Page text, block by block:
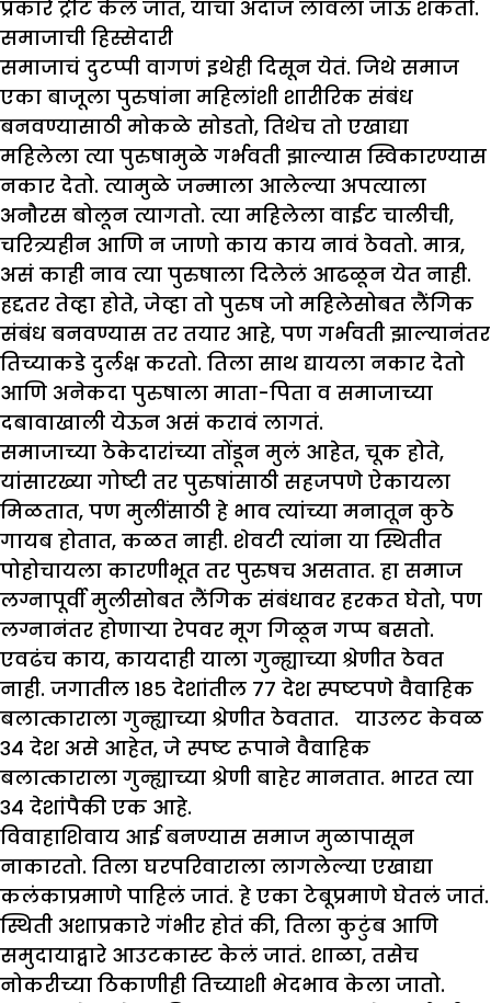
प्रकारे ट्रीट केलं जातं, याचा अंदाज लावला जाऊ शकतो.
समाजाची हिस्सेदारी
समाजाचं दुटप्पी वागणं इथेही दिसून येतं. जिथे समाज
एका बाजूला पुरुषांना महिलांशी शारीरिक संबंध
बनवण्यासाठी मोकळे सोडतो, तिथेच तो एखाद्या
महिलेला त्या पुरुषामुळे गर्भवती झाल्यास स्विकारण्यास
नकार देतो. त्यामुळे जन्माला आलेल्या अपत्याला
अनौरस बोलून त्यागतो. त्या महिलेला वाईट चालीची,
चरित्र्यहीन आणि न जाणो काय काय नावं ठेवतो. मात्र,
असं काही नाव त्या पुरुषाला दिलेलं आढळून येत नाही.
हद्दतर तेव्हा होते, जेव्हा तो पुरुष जो महिलेसोबत लैंगिक
संबंध बनवण्यास तर तयार आहे, पण गर्भवती झाल्यानंतर
तिच्याकडे दुर्लक्ष करतो. तिला साथ द्यायला नकार देतो
आणि अनेकदा पुरुषाला माता-पिता व समाजाच्या
दबावाखाली येऊन असं करावं लागतं.
समाजाच्या ठेकेदारांच्या तोंडून मुलं आहेत, चूक होते,
यांसारख्या गोष्टी तर पुरुषांसाठी सहजपणे ऐकायला
मिळतात, पण मुलींसाठी हे भाव त्यांच्या मनातून कुठे
गायब होतात, कळत नाही. शेवटी त्यांना या स्थितीत
पोहोचायला कारणीभूत तर पुरुषच असतात. हा समाज
लग्नापूर्वी मुलीसोबत लैंगिक संबंधावर हरकत घेतो, पण
लग्नानंतर होणाऱ्या रेपवर मूग गिळून गप्प बसतो.
एवढंच काय, कायदाही याला गुन्ह्याच्या श्रेणीत ठेवत
नाही. जगातील १८५ देशांतील ७७ देश स्पष्टपणे वैवाहिक
बलात्काराला गुन्ह्याच्या श्रेणीत ठेवतात. याउलट केवळ
३४ देश असे आहेत, जे स्पष्ट रूपाने वैवाहिक
बलात्काराला गुन्ह्याच्या श्रेणी बाहेर मानतात. भारत त्या
३४ देशांपैकी एक आहे.
विवाहाशिवाय आई बनण्यास समाज मुळापासून
नाकारतो. तिला घरपरिवाराला लागलेल्या एखाद्या
कलंकाप्रमाणे पाहिलं जातं. हे एका टेबूप्रमाणे घेतलं जातं.
स्थिती अशाप्रकारे गंभीर होतं की, तिला कुटुंब आणि
समुदायाद्वारे आउटकास्ट केलं जातं. शाळा, तसेच
नोकरीच्या ठिकाणीही तिच्याशी भेदभाव केला जातो.